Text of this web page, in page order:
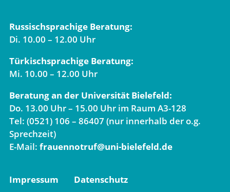
Russischsprachige Beratung:
Di. 10.00 – 12.00 Uhr
Türkischsprachige Beratung:
Mi. 10.00 – 12.00 Uhr
Beratung an der Universität Bielefeld:
Do. 13.00 Uhr – 15.00 Uhr im Raum A3-128
Tel: (0521) 106 – 86407 (nur innerhalb der o.g.
Sprechzeit)
E-Mail: frauennotruf@uni-bielefeld.de
Impressum Datenschutz